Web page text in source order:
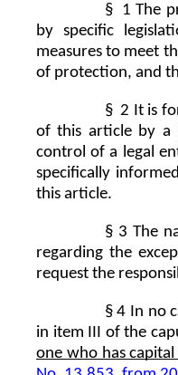
§  1 The
by specific
measures to meet
of protection, and
§  2 It is
of this article by a
control of a legal
specifically
this article.
§ 3 The
regarding the
request the
§ 4 In no
in item III of the
one who has